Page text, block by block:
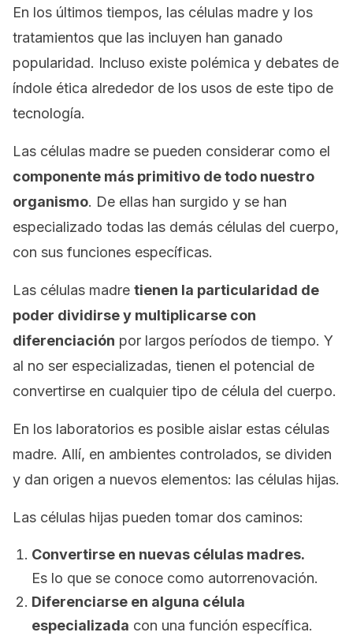
En los últimos tiempos, las células madre y los
tratamientos que las incluyen han ganado
popularidad. Incluso existe polémica y debates de
índole ética alrededor de los usos de este tipo de
tecnología.
Las células madre se pueden considerar como el
componente más primitivo de todo nuestro
organismo. De ellas han surgido y se han
especializado todas las demás células del cuerpo,
con sus funciones específicas.
Las células madre tienen la particularidad de
poder dividirse y multiplicarse con
diferenciación por largos períodos de tiempo. Y
al no ser especializadas, tienen el potencial de
convertirse en cualquier tipo de célula del cuerpo.
En los laboratorios es posible aislar estas células
madre. Allí, en ambientes controlados, se dividen
y dan origen a nuevos elementos: las células hijas.
Las células hijas pueden tomar dos caminos:
Convertirse en nuevas células madres.
Es lo que se conoce como autorrenovación.
Diferenciarse en alguna célula
especializada con una función específica.